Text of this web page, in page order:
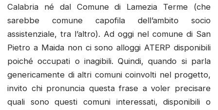
Calabria né dal Comune di Lamezia Terme (che
sarebbe comune capofila dell’ambito socio
assistenziale, tra l’altro). Ad oggi nel comune di San
Pietro a Maida non ci sono alloggi ATERP disponibili
poiché occupati o inagibili. Quindi, quando si parla
genericamente di altri comuni coinvolti nel progetto,
invito chi pronuncia questa frase a voler precisare
quali sono questi comuni interessati, disponibili o